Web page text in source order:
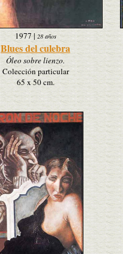
1977| 28 años
Blues del culebra
Óleo sobre lienzo.
Colección particular
65 x 50 cm.